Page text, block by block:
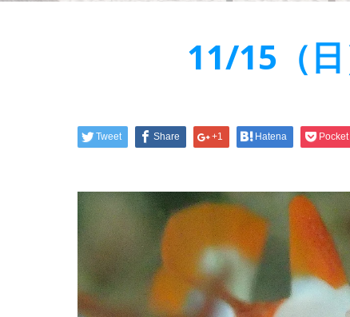
11/15（
Tweet Share +1 Hatena Pocket